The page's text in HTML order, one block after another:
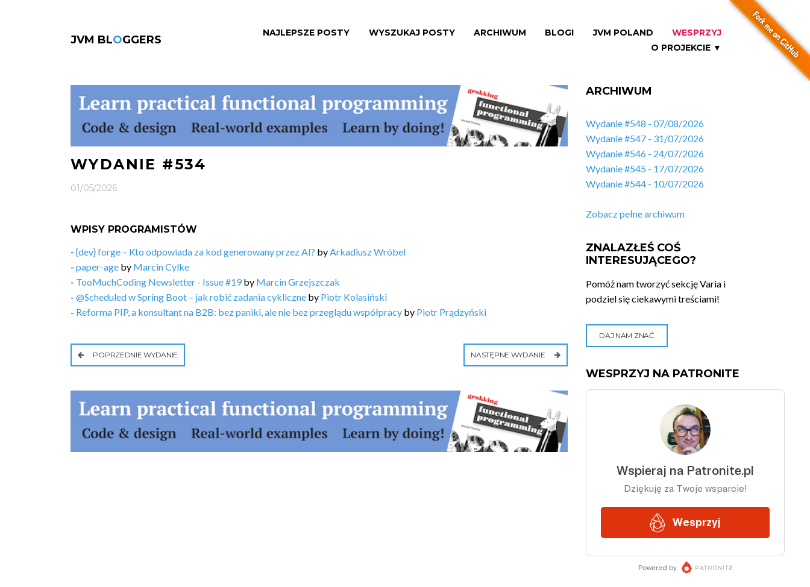
JVM BLOGGERS
NAJLEPSZE POSTY WYSZUKAJ POSTY ARCHIWUM BLOGI JVM POLAND
WESPRZYJ
O PROJEKCIE ▼
WYDANIE #534
01/05/2026
WPISY PROGRAMISTÓW
- {dev} forge – Kto odpowiada za kod generowany przez AI? byArkadiusz Wróbel
- paper-age by Marcin Cylke
- TooMuchCoding Newsletter - Issue #19 by Marcin Grzejszczak
- @Scheduled w Spring Boot – jak robić zadania cykliczne by Piotr Kolasiński
- Reforma PIP, a konsultant na B2B: bez paniki, ale nie bez przeglądu współpracy by Piotr Prądzyński
POPRZEDNIE WYDANIE NASTĘPNE WYDANIE
ARCHIWUM
Wydanie #548 - 07/08/2026
Wydanie #547 - 31/07/2026
Wydanie #546 - 24/07/2026
Wydanie #545 - 17/07/2026
Wydanie #544 - 10/07/2026
Zobacz pełne archiwum
ZNALAZŁEŚ COŚ
INTERESUJĄCEGO?
Pomóż nam tworzyć sekcję Varia i
podziel się ciekawymi treściami!
DAJ NAM ZNAĆ
WESPRZYJ NA PATRONITE